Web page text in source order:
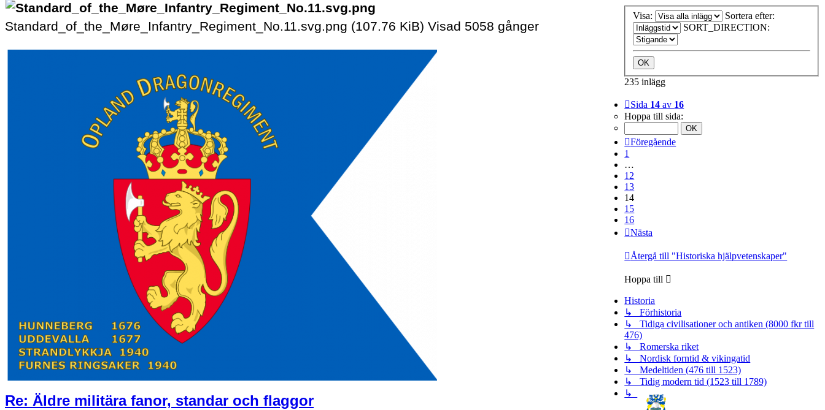
Standard_of_the_Møre_Infantry_Regiment_No.11.svg.png (107.76 KiB) Visad 5058 gånger
Re: Äldre militära fanor, standar och flaggor
Visa:
Sortera efter:
SORT_DIRECTION:
235 inlägg
Sida 14 av 16
Hoppa till sida:
Föregående
1
…
12
13
14
15
16
Nästa
Återgå till "Historiska hjälpvetenskaper"
Hoppa till
Historia
↳ Förhistoria
↳ Tidiga civilisationer och antiken (8000 fkr till
476)
↳ Romerska riket
↳ Nordisk forntid & vikingatid
↳ Medeltiden (476 till 1523)
↳ Tidig modern tid (1523 till 1789)
↳